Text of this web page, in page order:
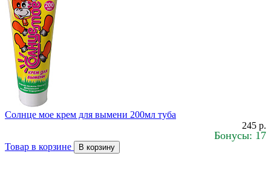
Солнце мое крем для вымени 200мл туба
245 р.
Бонусы: 17
Товар в корзине В корзину